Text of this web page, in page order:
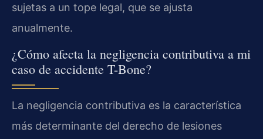
sujetas a un tope legal, que se ajusta
anualmente.
¿Cómo afecta la negligencia contributiva a mi
caso de accidente T-Bone?
La negligencia contributiva es la característica
más determinante del derecho de lesiones